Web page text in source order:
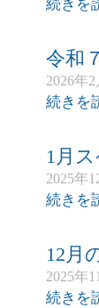
続きを
令和
2026年2
続きを
1月
2025年
続きを
12月
2025年
続きを